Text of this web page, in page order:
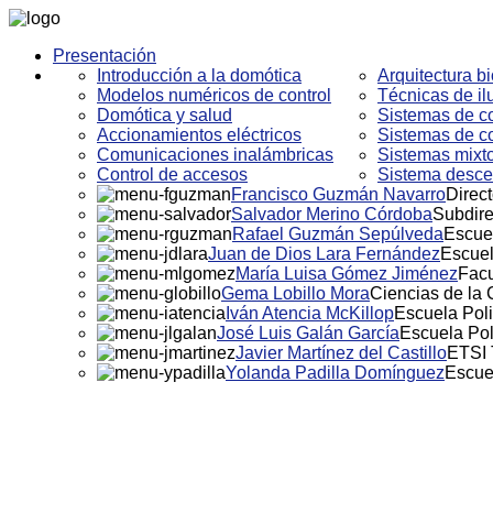
Presentación
Introducción a la domótica
Modelos numéricos de control
Domótica y salud
Accionamientos eléctricos
Comunicaciones inalámbricas
Control de accesos
Arquitectura
Técnicas de
Sistemas de
Sistemas de
Sistemas
Sistema
Francisco Guzmán Navarro
Salvador Merino Córdoba
Rafael Guzmán Sepúlveda
Juan de Dios Lara Fernández
María Luisa Gómez Jiménez
Gema Lobillo MoraCiencias de la
Iván Atencia McKillopEscuela
José Luis Galán GarcíaEscuela
Javier Martínez del CastilloETSI
Yolanda Padilla Domínguez